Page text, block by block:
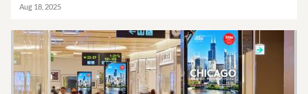
Aug 18, 2025